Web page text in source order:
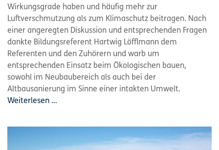
Wirkungsgrade haben und häufig mehr zur
Luftverschmutzung als zum Klimaschutz beitragen. Nach
einer angeregten Diskussion und entsprechenden Fragen
dankte Bildungsreferent Hartwig Löfflmann dem
Referenten und den Zuhörern und warb um
entsprechenden Einsatz beim Ökologischen bauen,
sowohl im Neubaubereich als auch bei der
Altbausanierung im Sinne einer intakten Umwelt.
Weiterlesen …